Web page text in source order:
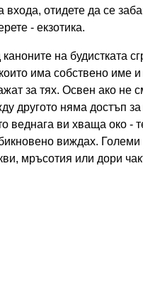
отидете да се
- екзотика.
на будистката
има собствено име
за тях. Освен ако не
другото няма достъп
веднага ви хваща око -
виждах.
мръсотия или дори